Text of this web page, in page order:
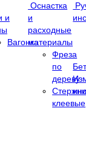
и
Вагонка
Оснастка
и
расходные
материалы
Фреза
по
дереву
клеевые